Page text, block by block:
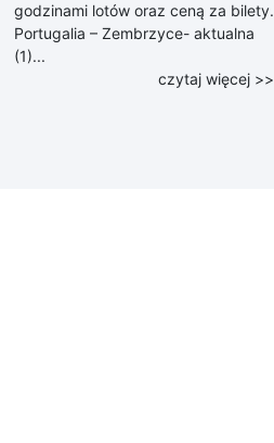
godzinami lotów oraz ceną za bilety.
Portugalia – Zembrzyce- aktualna
(1)...
czytaj więcej >>